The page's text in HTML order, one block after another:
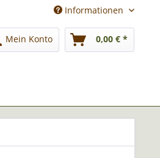
Informationen
Mein Konto 0,00 € *